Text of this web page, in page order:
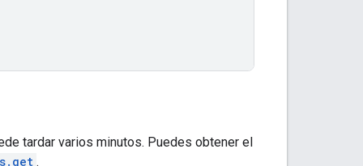
tardar varios minutos. Puedes obtener el
.